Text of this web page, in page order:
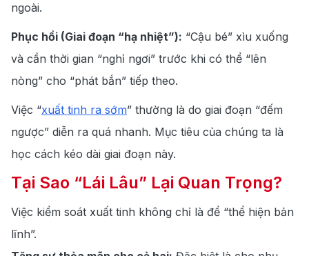
ngoài.
Phục hồi (Giai đoạn “hạ nhiệt”): “Cậu bé” xìu xuống
và cần thời gian “nghỉ ngơi” trước khi có thể “lên
nòng” cho “phát bắn” tiếp theo.
Việc “xuất tinh ra sớm” thường là do giai đoạn “đếm
ngược” diễn ra quá nhanh. Mục tiêu của chúng ta là
học cách kéo dài giai đoạn này.
Tại Sao “Lái Lâu” Lại Quan Trọng?
Việc kiểm soát xuất tinh không chỉ là để “thể hiện bản
lĩnh”.